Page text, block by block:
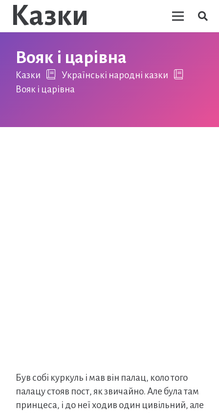
Казки
Вояк і царівна
Казки
Українські народні казки
Вояк і царівна
Був собі куркуль і мав він палац, коло того
палацу стояв пост, як звичайно. Але була там
принцеса, і до неї ходив один цивільний, але